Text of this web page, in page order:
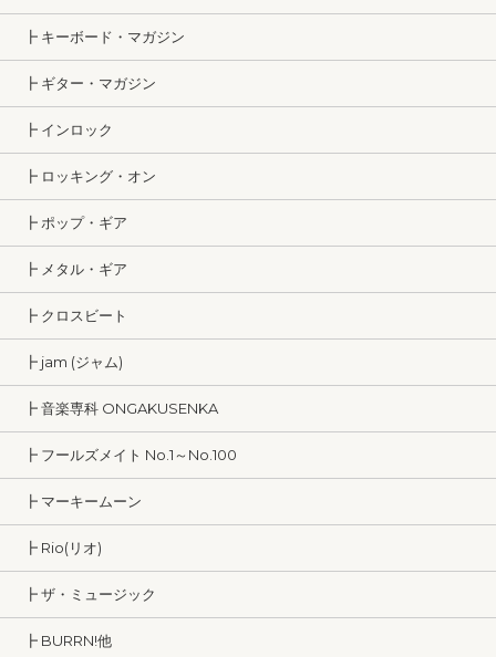
┣ キーボード・マガジン
┣ ギター・マガジン
┣ インロック
┣ ロッキング・オン
┣ ポップ・ギア
┣ メタル・ギア
┣ クロスビート
┣ jam (ジャム)
┣ 音楽専科 ONGAKUSENKA
┣ フールズメイト No.1～No.100
┣ マーキームーン
┣ Rio(リオ)
┣ ザ・ミュージック
┣ BURRN!他